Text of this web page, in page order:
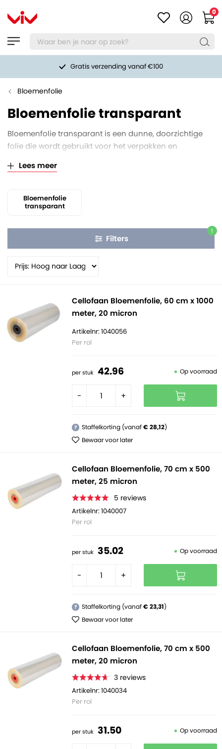
0
Gratis verzending vanaf €100
Bloemenfolie
Bloemenfolie transparant
Bloemenfolie transparant is een dunne, doorzichtige
folie die wordt gebruikt voor het verpakken en
voor een nette presentatie en helpt bloemen langer
bloemisten en cadeauverpakkingen.
Lees meer
Bloemenfolie
transparant
Filters
1
Cellofaan Bloemenfolie, 60 cm x 1000
meter, 20 micron
Artikelnr: 1040056
Per rol
per stuk 42.96 Op voorraad
- +
? Staffelkorting (vanaf€ 28,12)
Bewaar voor later
Cellofaan Bloemenfolie, 70 cm x 500
meter, 25 micron
5 reviews
Artikelnr: 1040007
Per rol
per stuk 35.02 Op voorraad
- +
? Staffelkorting (vanaf€ 23,31)
Bewaar voor later
Cellofaan Bloemenfolie, 70 cm x 500
meter, 20 micron
3 reviews
Artikelnr: 1040034
Per rol
per stuk 31.50 Op voorraad